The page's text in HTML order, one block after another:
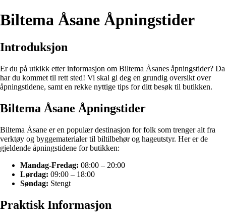
Biltema Åsane Åpningstider
Introduksjon
Er du på utkikk etter informasjon om Biltema Åsanes åpningstider? Da
har du kommet til rett sted! Vi skal gi deg en grundig oversikt over
åpningstidene, samt en rekke nyttige tips for ditt besøk til butikken.
Biltema Åsane Åpningstider
Biltema Åsane er en populær destinasjon for folk som trenger alt fra
verktøy og byggematerialer til biltilbehør og hageutstyr. Her er de
gjeldende åpningstidene for butikken:
Mandag-Fredag: 08:00 – 20:00
Lørdag: 09:00 – 18:00
Søndag: Stengt
Praktisk Informasjon